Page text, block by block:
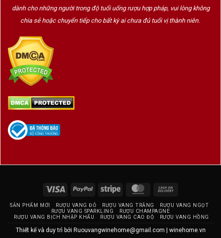
dành cho những người trong độ tuổi uống rượu hợp pháp, vui lòng không
chia sẻ hoặc chuyển tiếp cho bất kỳ ai chưa đủ tuổi vị thành niên.
Visa PayPal Stripe MasterCard
Delivery
SẢN PHẨM MỚI RƯỢU VANG ĐỎ RƯỢU VANG TRẮNG
RƯỢU VANG NGỌT
RƯỢU VANG SPARKLING
RƯỢU CHAMPAGNE
RƯỢU VANG BỊCH NHẬP KHẨU
RƯỢU VANG CAO ĐỘ RƯỢU VANG HỒNG
Thiết kế và duy trì bởi Ruouvangwinehome@gmail.com winehome.vn